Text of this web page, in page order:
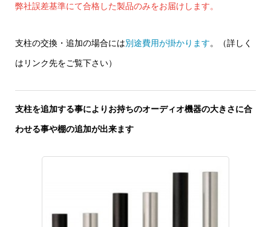
弊社誤差基準にて合格した製品のみをお届けします。
支柱の交換・追加の場合には別途費用が掛かります。（詳しく
はリンク先をご覧下さい）
支柱を追加する事によりお持ちのオーディオ機器の大きさに合
わせる事や棚の追加が出来ます